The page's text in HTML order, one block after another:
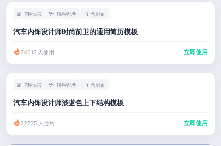
7种语言 16种配色 含封面
汽车内饰设计师时尚前卫的通用简历模板
24613 人使用 立即使用
7种语言 16种配色 含封面
汽车内饰设计师淡蓝色上下结构模板
22725 人使用 立即使用